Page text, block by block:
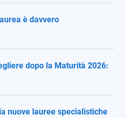
è davvero
dopo la Maturità 2026:
nuove lauree specialistiche